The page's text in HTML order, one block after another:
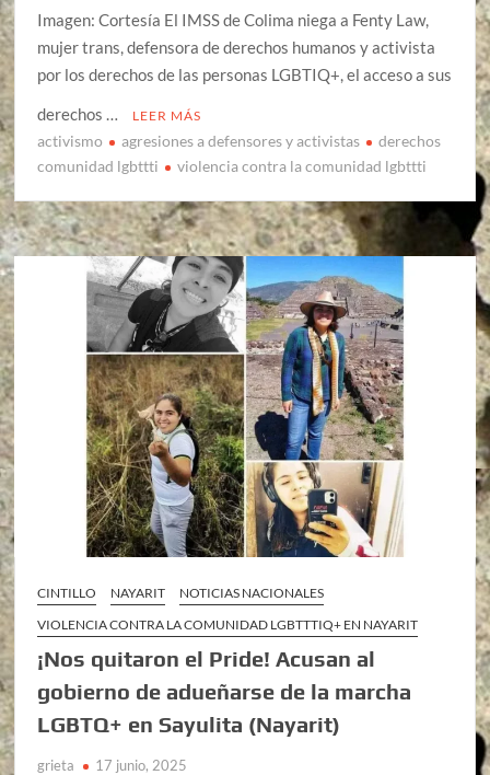
Imagen: Cortesía El IMSS de Colima niega a Fenty Law,
mujer trans, defensora de derechos humanos y activista
por los derechos de las personas LGBTIQ+, el acceso a sus
derechos …
LEER MÁS
activismo agresiones a defensores y activistas
derechos
comunidad lgbttti
violencia contra la comunidad lgbttti
CINTILLO NAYARIT
NOTICIAS NACIONALES
VIOLENCIA CONTRA LA COMUNIDAD LGBTTTIQ+ EN NAYARIT
¡Nos quitaron el Pride! Acusan al
gobierno de adueñarse de la marcha
LGBTQ+ en Sayulita (Nayarit)
grieta 17 junio, 2025